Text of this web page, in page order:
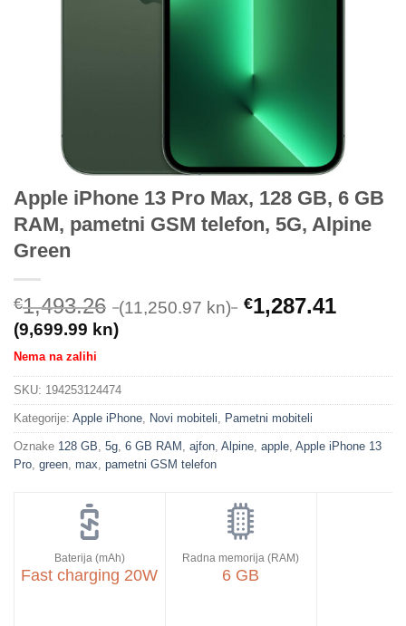
Apple iPhone 13 Pro Max, 128 GB, 6 GB
RAM, pametni GSM telefon, 5G, Alpine
Green
€1,493.26 (11,250.97 kn) €1,287.41
(9,699.99 kn)
Nema na zalihi
SKU: 194253124474
Kategorije: Apple iPhone Novi mobiteli Pametni mobiteli
Oznake 128 GB 5g 6 GB RAM ajfon Alpine apple Apple iPhone 13
Pro green max pametni GSM telefon
Baterija (mAh)
Fast charging 20W
Radna memorija (RAM)
6 GB